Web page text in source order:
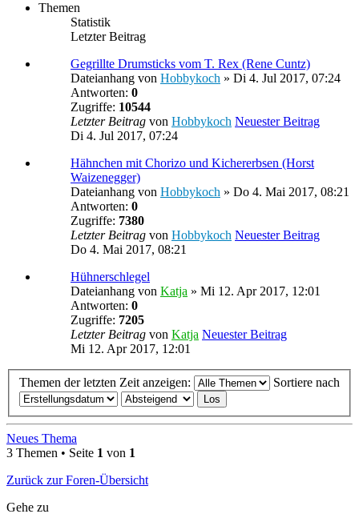
Themen
Statistik
Letzter Beitrag
Gegrillte Drumsticks vom T. Rex (Rene Cuntz)
Dateianhang von Hobbykoch » Di 4. Jul 2017, 07:24
Antworten: 0
Zugriffe: 10544
Letzter Beitrag von Hobbykoch Neuester Beitrag
Di 4. Jul 2017, 07:24
Hähnchen mit Chorizo und Kichererbsen (Horst
Waizenegger)
Dateianhang von Hobbykoch » Do 4. Mai 2017, 08:21
Antworten: 0
Zugriffe: 7380
Letzter Beitrag von Hobbykoch Neuester Beitrag
Do 4. Mai 2017, 08:21
Hühnerschlegel
Dateianhang von Katja » Mi 12. Apr 2017, 12:01
Antworten: 0
Zugriffe: 7205
Letzter Beitrag von Katja Neuester Beitrag
Mi 12. Apr 2017, 12:01
Themen der letzten Zeit anzeigen: Sortiere nach
Neues Thema
3 Themen • Seite 1 von 1
Zurück zur Foren-Übersicht
Gehe zu